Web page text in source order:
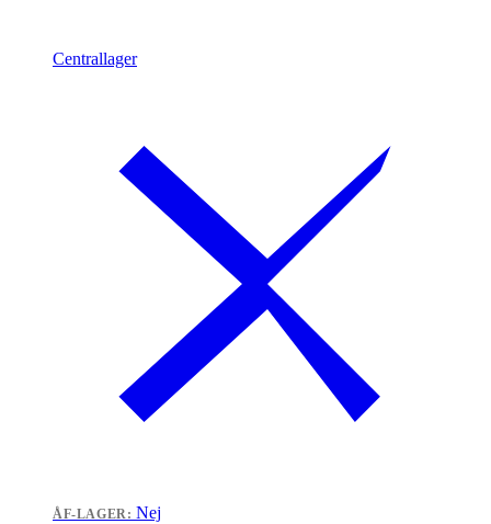
Centrallager
ÅF-LAGER: Nej